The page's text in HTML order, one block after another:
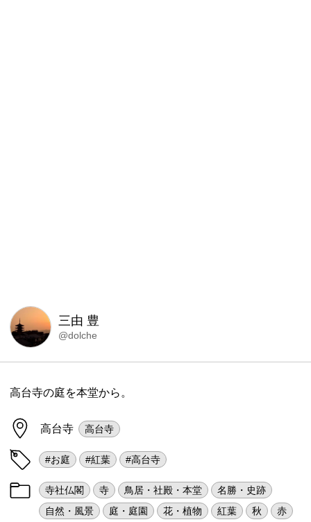
三由 豊
@dolche
高台寺の庭を本堂から。
高台寺 高台寺
#お庭 #紅葉 #高台寺
寺社仏閣 寺 鳥居・社殿・本堂
名勝・史跡
自然・風景
庭・庭園 花・植物 紅葉 秋
赤